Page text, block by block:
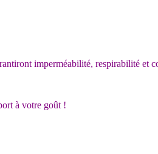
imperméabilité, respirabilité et
à votre goût !